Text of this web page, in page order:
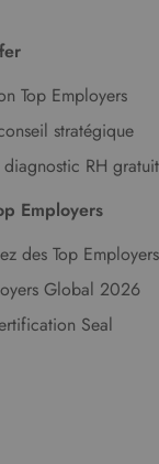
Top Employers
stratégique
diagnostic RH gratuit
Employers
des Top Employers
Global 2026
Seal